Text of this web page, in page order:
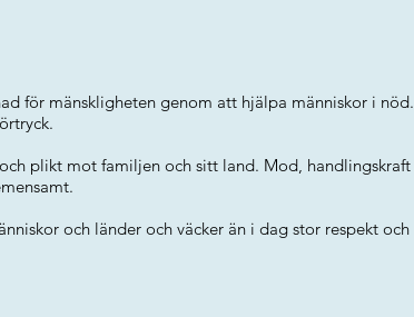
för mänskligheten genom att hjälpa människor i nöd.
plikt mot familjen och sitt land. Mod, handlingskraft
och länder och väcker än i dag stor respekt och